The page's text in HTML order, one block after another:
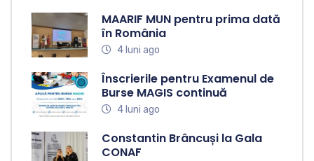
MAARIF MUN pentru prima dată
în România
4 luni ago
Înscrierile pentru Examenul de
Burse MAGIS continuă
4 luni ago
Constantin Brâncuși la Gala
CONAF